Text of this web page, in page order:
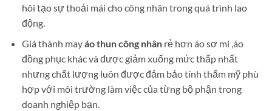
hôi tạo sự thoải mái cho công nhân trong quá trình lao
động.
Giá thành mayáo thun công nhânrẻ hơn áo sơ mi ,áo
đồng phục khác và được giảm xuống mức thấp nhất
nhưng chất lượng luôn được đảm bảo tính thẩm mỹ phù
hợp với môi trường làm việc của từng bộ phận trong
doanh nghiệp bạn.